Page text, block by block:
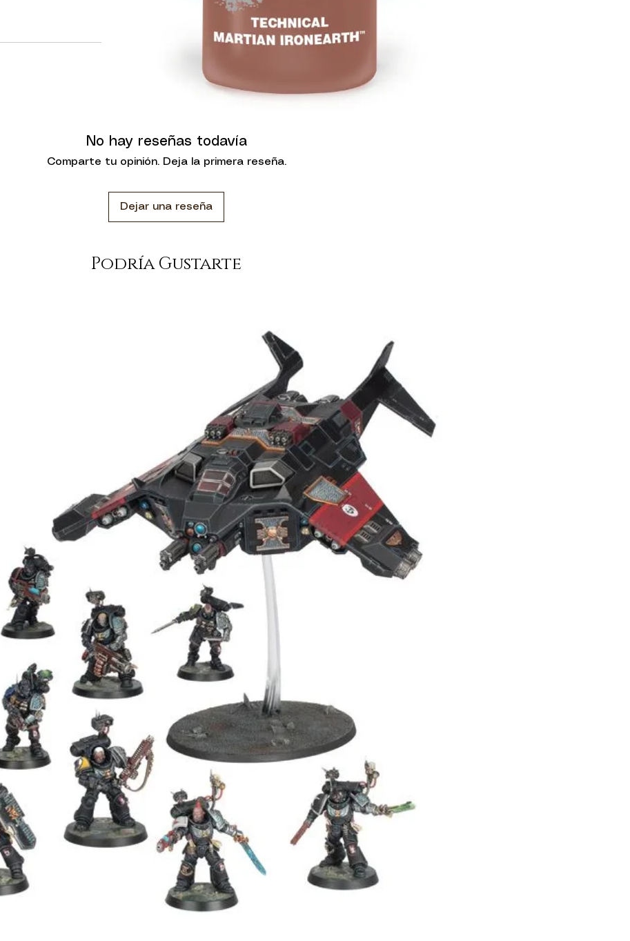
No hay reseñas todavía
Comparte tu opinión. Deja la primera reseña.
Dejar una reseña
Podría Gustarte